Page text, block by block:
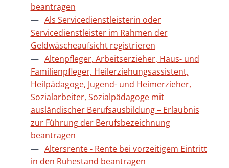
beantragen
Als Servicedienstleisterin oder
Servicedienstleister im Rahmen der
Geldwäscheaufsicht registrieren
Altenpfleger, Arbeitserzieher, Haus- und
Familienpfleger, Heilerziehungsassistent,
Heilpädagoge, Jugend- und Heimerzieher,
Sozialarbeiter, Sozialpädagoge mit
ausländischer Berufsausbildung – Erlaubnis
zur Führung der Berufsbezeichnung
beantragen
Altersrente - Rente bei vorzeitigem Eintritt
in den Ruhestand beantragen